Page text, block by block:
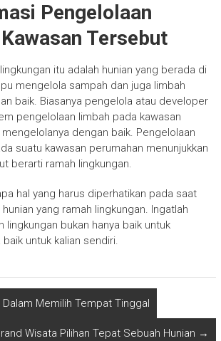
Pengelolaan
Tersebut
itu adalah hunian yang berada di
mengelola sampah dan juga limbah
baik. Biasanya pengelola atau developer
pengelolaan limbah pada kawasan
dengan baik. Pengelolaan
suatu kawasan perumahan menunjukkan
berarti ramah lingkungan.
hal yang harus diperhatikan pada saat
yang ramah lingkungan. Ingatlah
lingkungan bukan hanya baik untuk
baik untuk kalian sendiri.
Memilih Tempat Tinggal
Wisata Pilihan Tepat Sebuah Hunian →